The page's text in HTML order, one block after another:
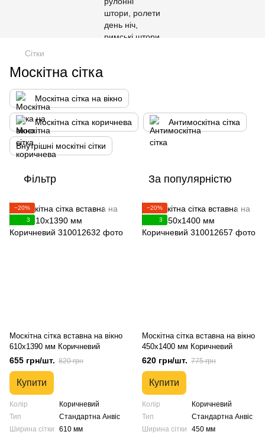
Сітки
Москітна сітка
Москітна сітка на вікно
Москітна сітка коричнева Антимоскітна сітка
Внутрішні москітні сітки
Фільтр За популярністю
−20%
3
Москітна сітка вставна на вікно
610х1390 мм Коричневий
655 грн/шт. 820 грн
Купити
Колір
Коричневий
Тип
Стандартна Анвіс
Ширина сітки
610 мм
−20%
3
Москітна сітка вставна на вікно
450х1400 мм Коричневий
620 грн/шт. 775 грн
Купити
Колір
Коричневий
Тип
Стандартна Анвіс
Ширина сітки
450 мм